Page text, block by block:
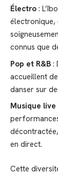
Électro :
électronique,
connus que
Pop et R&B :
accueillent
danser sur
Musique live
en direct.
Cette